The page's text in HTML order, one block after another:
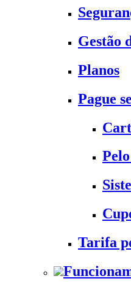
Gestão
Planos
Pague
Tarifa